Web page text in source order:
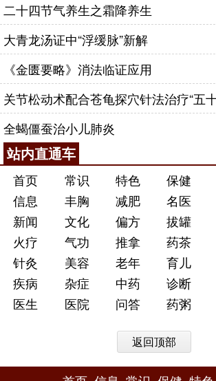
二十四节气养生之霜降养生
大青龙汤证中“浮缓脉”新解
《金匮要略》消法临证应用
关节松动术配合苍龟探穴针法治疗“五
全蝎僵蚕治小儿肺炎
站内直通车
首页 常识 特色 保健
信息
丰胸 减肥 名医
新闻
文化 偏方 拔罐
火疗
气功 推拿 药茶
针灸
美容 老年 育儿
疾病
杂症 中药 诊断
医生
医院 问答 药粥
返回顶部